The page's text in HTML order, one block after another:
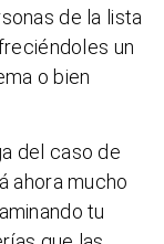
de la lista
un
o bien
del caso de
ahora mucho
tu